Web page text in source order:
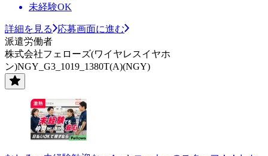
未経験OK
詳細を見る
応募画面に進む
派遣労働者
株式会社フェローズ(ワイヤレスイヤホ
ン)NGY_G3_1019_1380T(A)(NGY)